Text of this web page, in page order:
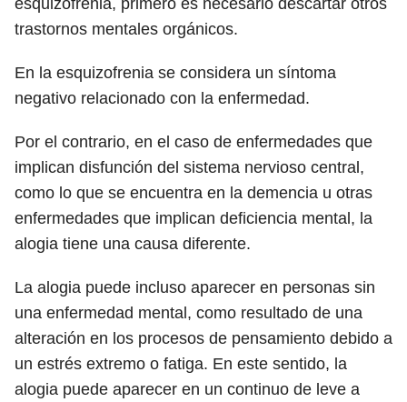
esquizofrenia, primero es necesario descartar otros
trastornos mentales orgánicos.
En la esquizofrenia se considera un síntoma
negativo relacionado con la enfermedad.
Por el contrario, en el caso de enfermedades que
implican disfunción del sistema nervioso central,
como lo que se encuentra en la demencia u otras
enfermedades que implican deficiencia mental, la
alogia tiene una causa diferente.
La alogia puede incluso aparecer en personas sin
una enfermedad mental, como resultado de una
alteración en los procesos de pensamiento debido a
un estrés extremo o fatiga. En este sentido, la
alogia puede aparecer en un continuo de leve a